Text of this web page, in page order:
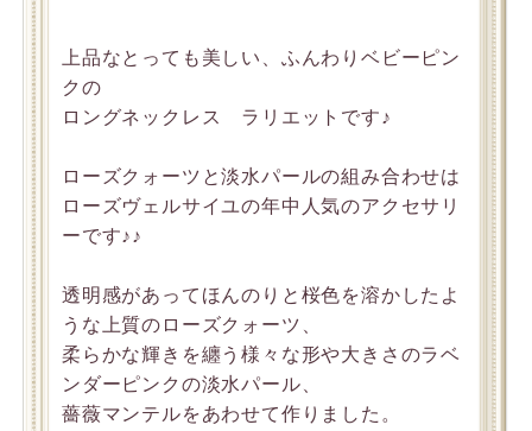
上品なとっても美しい、ふんわりベビーピン
クの
ロングネックレス ラリエットです♪
ローズクォーツと淡水パールの組み合わせは
ローズヴェルサイユの年中人気のアクセサリ
ーです♪♪
透明感があってほんのりと桜色を溶かしたよ
うな上質のローズクォーツ、
柔らかな輝きを纏う様々な形や大きさのラベ
ンダーピンクの淡水パール、
薔薇マンテルをあわせて作りました。